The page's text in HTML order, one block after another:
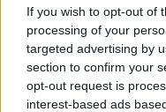
If you wish to opt-out of
processing of your
targeted advertising by
section to confirm your
opt-out request is
interest-based ads
Kriminalai